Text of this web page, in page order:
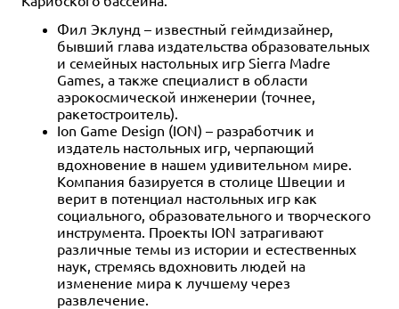
Фил Эклунд – известный геймдизайнер,
бывший глава издательства образовательных
и семейных настольных игр Sierra Madre
Games, а также специалист в области
аэрокосмической инженерии (точнее,
ракетостроитель).
Ion Game Design (ION) – разработчик и
издатель настольных игр, черпающий
вдохновение в нашем удивительном мире.
Компания базируется в столице Швеции и
верит в потенциал настольных игр как
социального, образовательного и творческого
инструмента. Проекты ION затрагивают
различные темы из истории и естественных
наук, стремясь вдохновить людей на
изменение мира к лучшему через
развлечение.